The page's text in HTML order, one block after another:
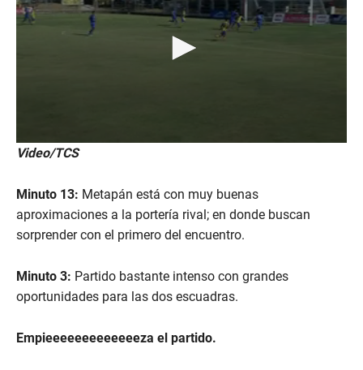
0
s
c
o
n
s
1
m
i
u
t
Video/TCS
Minuto 13: Metapán está con muy buenas
aproximaciones a la portería rival; en donde buscan
sorprender con el primero del encuentro.
Minuto 3: Partido bastante intenso con grandes
oportunidades para las dos escuadras.
Empieeeeeeeeeeeeeza el partido.